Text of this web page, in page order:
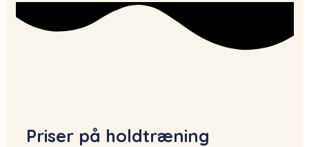
Priser på holdtræning